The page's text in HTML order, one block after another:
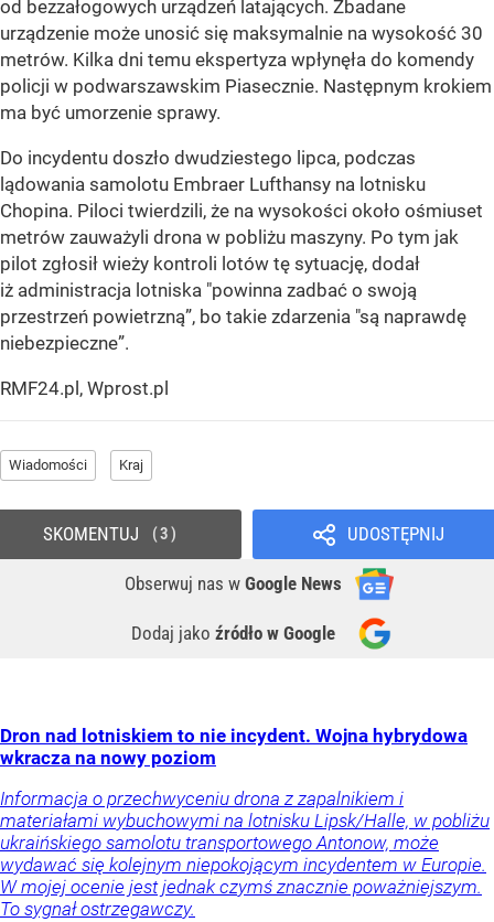
od bezzałogowych urządzeń latających. Zbadane
urządzenie może unosić się maksymalnie na wysokość 30
metrów. Kilka dni temu ekspertyza wpłynęła do komendy
policji w podwarszawskim Piasecznie. Następnym krokiem
ma być umorzenie sprawy.
Do incydentu doszło dwudziestego lipca, podczas
lądowania samolotu Embraer Lufthansy na lotnisku
Chopina. Piloci twierdzili, że na wysokości około ośmiuset
metrów zauważyli drona w pobliżu maszyny. Po tym jak
pilot zgłosił wieży kontroli lotów tę sytuację, dodał
iż administracja lotniska "powinna zadbać o swoją
przestrzeń powietrzną”, bo takie zdarzenia "są naprawdę
niebezpieczne”.
RMF24.pl, Wprost.pl
Wiadomości Kraj
UDOSTĘPNIJ
Obserwuj nas w Google News
Dodaj jako źródło w Google
SKOMENTUJ 3
Dron nad lotniskiem to nie incydent. Wojna hybrydowa
wkracza na nowy poziom
Informacja o przechwyceniu drona z zapalnikiem i
materiałami wybuchowymi na lotnisku Lipsk/Halle, w pobliżu
ukraińskiego samolotu transportowego Antonow, może
wydawać się kolejnym niepokojącym incydentem w Europie.
W mojej ocenie jest jednak czymś znacznie poważniejszym.
To sygnał ostrzegawczy.